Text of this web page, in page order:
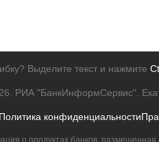
Выделите текст и нажмите
РИА "БанкИнформСервис".
Политика конфиденциальности
о продуктах банков,